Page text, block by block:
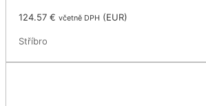
124.57€ včetně DPH (EUR)
Stříbro